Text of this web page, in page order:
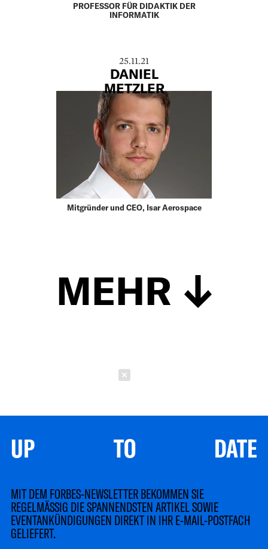
PROFESSOR FÜR DIDAKTIK DER
INFORMATIK
25.11.21
DANIEL
METZLER
Mitgründer und CEO, Isar Aerospace
MEHR
UP TO DATE
MIT DEM FORBES-NEWSLETTER BEKOMMEN SIE
REGELMÄSSIG DIE SPANNENDSTEN ARTIKEL SOWIE
EVENTANKÜNDIGUNGEN DIREKT IN IHR E-MAIL-POSTFACH
GELIEFERT.